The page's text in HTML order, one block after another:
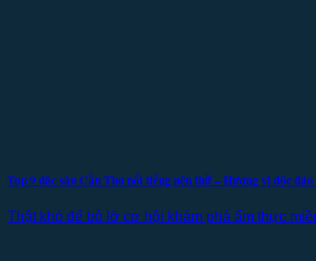
Top 9 đặc sản Cần Thơ nổi tiếng nên thử – Hương vị độc
Thật khó để bỏ lỡ cơ hội khám phá ẩm thực